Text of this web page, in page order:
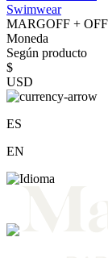
Swimwear
MARGOFF +
Moneda
Según producto
$
USD
ES
EN